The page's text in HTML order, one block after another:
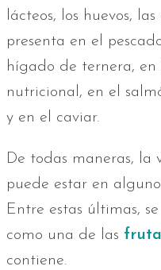
lácteos, los huevos,
presenta en el
hígado de ternera, en
nutricional, en el
y en el caviar.
De todas maneras, la
puede estar en
Entre estas últimas,
como una de las
contiene.